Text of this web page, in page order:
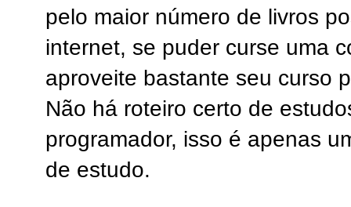
pelo maior número de livros
internet, se puder curse uma
aproveite bastante seu curso
Não há roteiro certo de
programador, isso é apenas
de estudo.